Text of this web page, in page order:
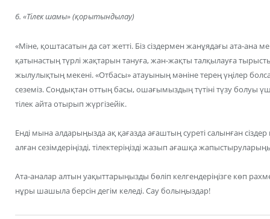
6. «Тілек шамы» (қорытындылау)
«Міне, қоштасатын да сәт жетті. Біз сіздермен жанұядағы ата-
қатынастың түрлі жақтарын тануға, жан-жақты талқылауға
жылулықтың мекені. «Отбасы» атауының мәніне терең үңілер
сеземіз. Сондықтан оттың басы, ошағымыздың түтіні түзу болуы
тілек айта отырып жүргізейік.
Енді мына алдарыңызда ақ қағазда ағаштың суреті салынған
алған сезімдеріңізді, тілектеріңізді жазып ағашқа
Ата-аналар алтын уақыттарыңызды бөліп келгендеріңізге көп
нұры шашыла берсін дегім келеді. Сау болыңыздар!